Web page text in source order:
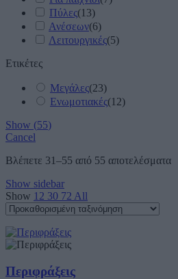
Πύλες(13)
Ανέσεων(6)
Λειτουργικές(5)
Ετικέτες
Μεγάλες(23)
Ενωμοτιακές(12)
Show (55)
Cancel
Βλέπετε 31–55 από 55 αποτελέσματα
Show sidebar
Show 12 30 72 All
Περιφράξεις